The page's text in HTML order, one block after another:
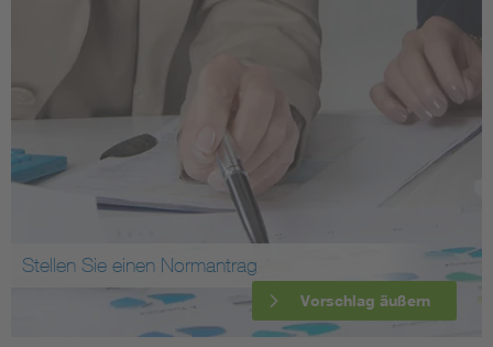
Stellen Sie einen Normantrag
Vorschlag äußern